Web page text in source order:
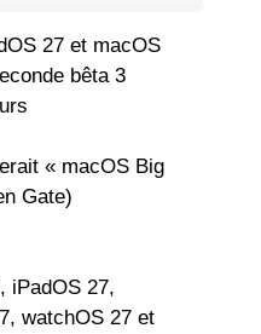
27 et macOS
bêta 3
« macOS Big
Gate)
iPadOS 27,
watchOS 27 et